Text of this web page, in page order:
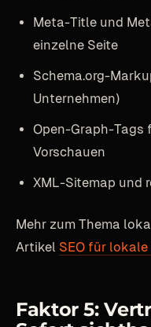
Meta-Title und
einzelne Seite
Schema.org-
Unternehmen)
Open-Graph-Tags
Vorschauen
XML-Sitemap und
Mehr zum Thema
Artikel SEO für
Faktor 5: